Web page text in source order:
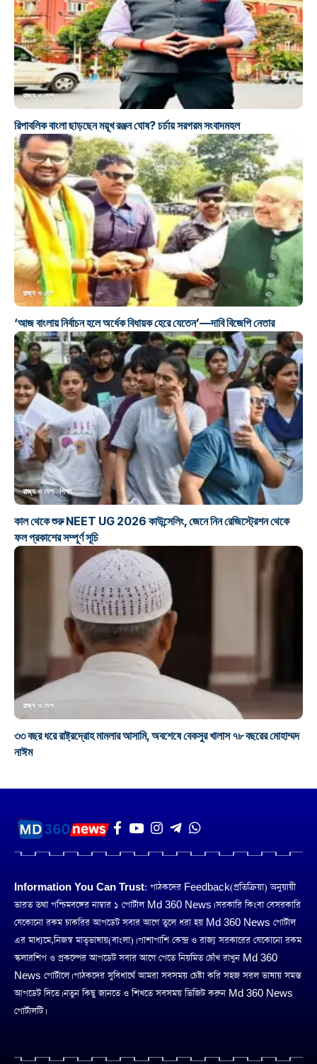
রাজ্য ও দেশ
রিপাবলিক বাংলা ছাড়ছেন ময়ূখ রঞ্জন ঘোষ? চর্চায় সরগরম সংবাদমহল
রাজ্য ও দেশ
‘আজ বাংলায় নির্বাচন হলে অর্ধেক বিধায়ক হেরে যেতেন’—দাবি বিজেপি নেতার
রাজ্য ও দেশ শিক্ষা
কাল থেকে শুরু NEET UG 2026 কাউন্সেলিং, জেনে নিন রেজিস্ট্রেশন থেকে
ফল প্রকাশের সম্পূর্ণ সূচি
রাজ্য ও দেশ
৩৩ বছর ধরে রাষ্ট্রদ্রোহ মামলার আসামি, অবশেষে বেকসুর খালাস ৭৮ বছরের মোহাম্মদ
নাঈম
Information You Can Trust: পাঠকদের Feedback(প্রতিক্রিয়া) অনুয়ায়ী
ভারত তথা পশ্চিমবঙ্গের নাম্বার ১ পোর্টাল Md 360 News। সরকারি কিংবা বেসরকারি
যেকোনো রকম চাকরির আপডেট সবার আগে তুলে ধরা হয় Md 360 News পোর্টাল
এর মাধ্যমে,নিজস্ব মাতৃভাষায়(বাংলা)। পাশাপাশি কেন্দ্র ও রাজ্য সরকারের যেকোনো রকম
স্কলারশিপ ও প্রকল্পের আপডেট সবার আগে পেতে নিয়মিত চোঁখ রাখুন Md 360
News পোর্টালে। পাঠকদের সুবিধার্থে আমরা সবসময় চেষ্টা করি সহজ সরল ভাষায় সমস্ত
আপডেট দিতে। নতুন কিছু জানতে ও শিখতে সবসময় ভিজিট করুন Md 360 News
পোর্টালটি।